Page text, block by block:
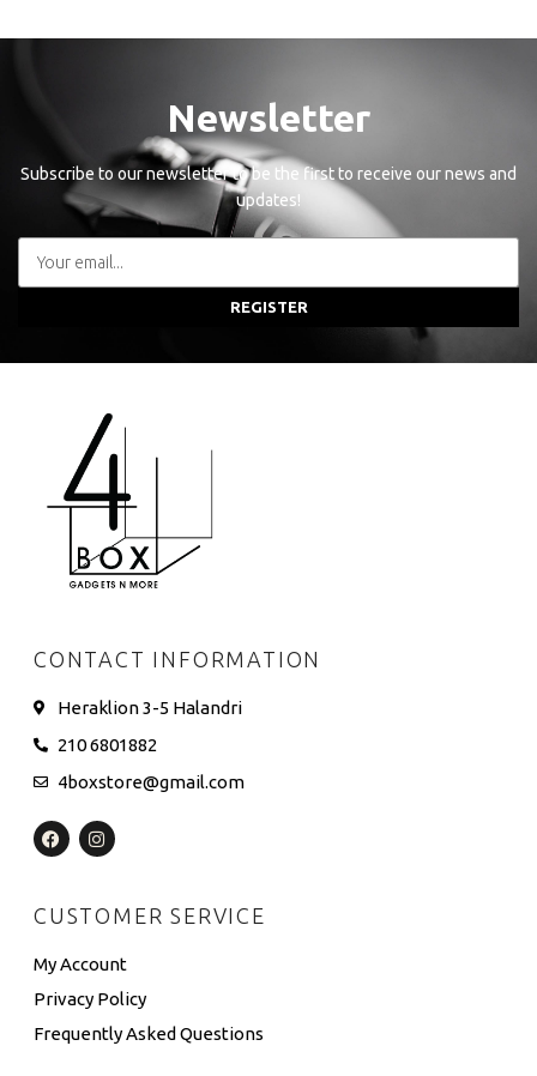
Newsletter
Subscribe to our newsletter to be the first to receive our news and
updates!
REGISTER
CONTACT INFORMATION
Heraklion 3-5 Halandri
210 6801882
4boxstore@gmail.com
CUSTOMER SERVICE
My Account
Privacy Policy
Frequently Asked Questions